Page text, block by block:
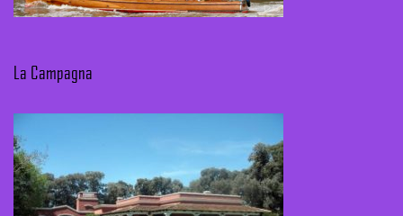
La Campagna